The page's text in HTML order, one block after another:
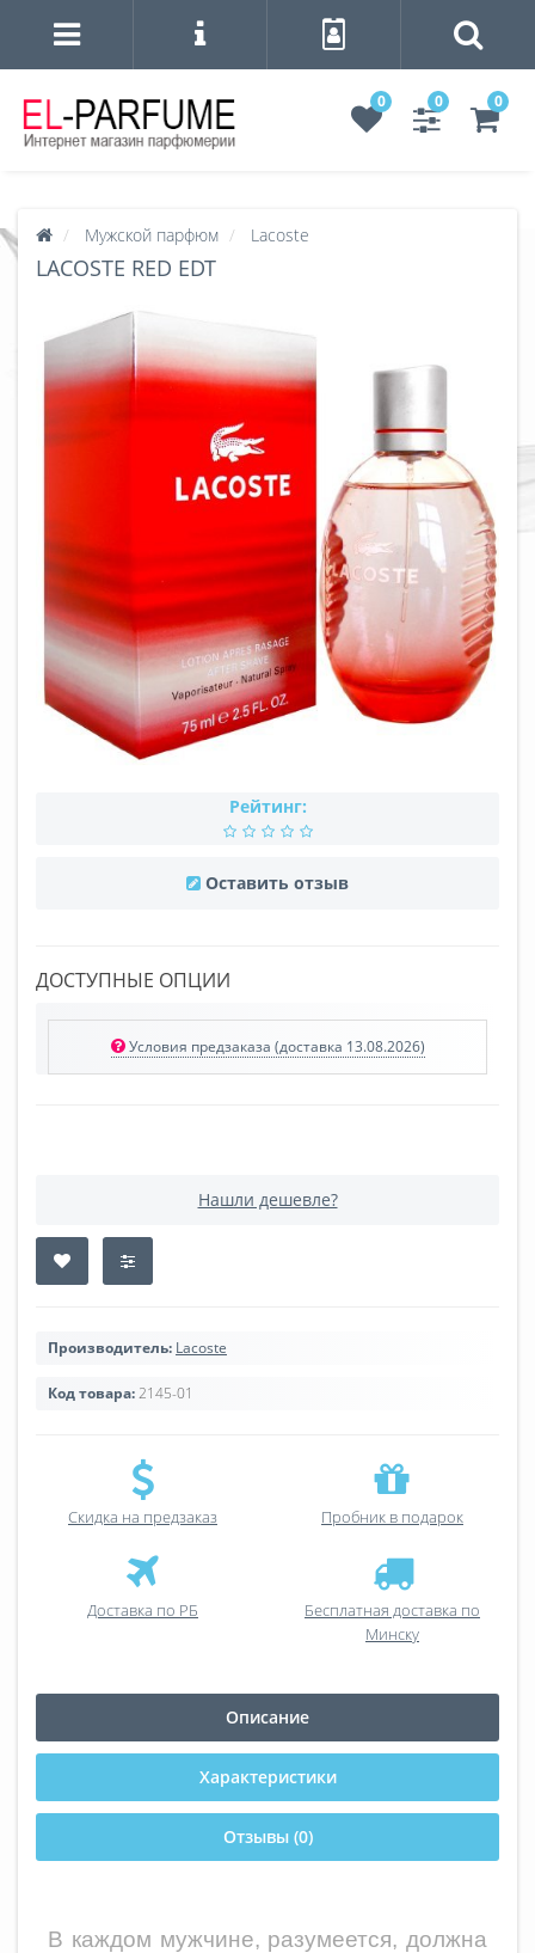
0 0 0
Мужской парфюм Lacoste
LACOSTE RED EDT
Рейтинг:
Оставить отзыв
ДОСТУПНЫЕ ОПЦИИ
Условия предзаказа (доставка 13.08.2026)
Нашли дешевле?
Производитель: Lacoste
Код товара:2145-01
Скидка на предзаказ Пробник в подарок
Доставка по РБ
Бесплатная доставка по
Минску
Описание
Характеристики
Отзывы (0)
В каждом мужчине, разумеется, должна